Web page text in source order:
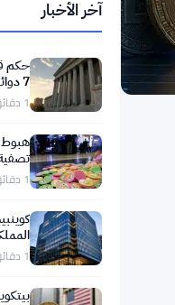
حكم
1 دقائق قراءة · Aug 6, 2026